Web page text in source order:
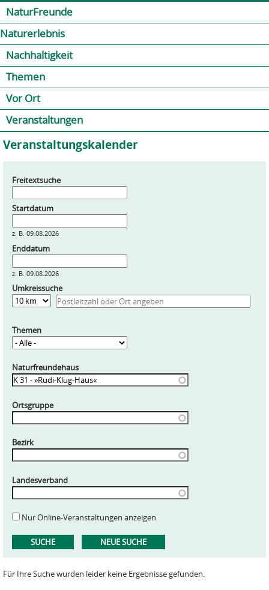
NaturFreunde
Naturerlebnis
Nachhaltigkeit
Themen
Vor Ort
Veranstaltungen
Veranstaltungskalender
Freitextsuche
Startdatum
z. B. 09.08.2026
Enddatum
z. B. 09.08.2026
Umkreissuche
Entfernung
Themen
Naturfreundehaus
Ortsgruppe
Bezirk
Landesverband
Nur Online-Veranstaltungen anzeigen
Für Ihre Suche wurden leider keine Ergebnisse gefunden.